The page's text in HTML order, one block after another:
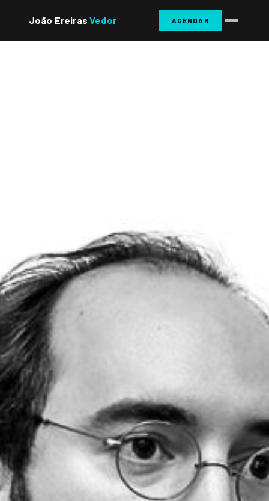
João EreirasVedor AGENDAR